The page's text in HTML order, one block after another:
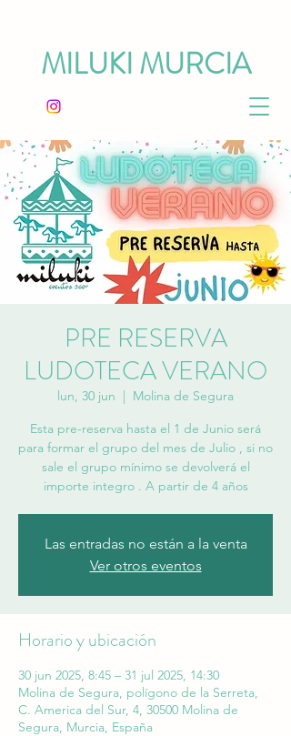
MILUKI MURCIA
PRE RESERVA
LUDOTECA VERANO
lun, 30 jun
  |
Molina de Segura
Esta pre-reserva hasta el 1 de Junio será
para formar el grupo del mes de Julio , si no
sale el grupo mínimo se devolverá el
importe integro . A partir de 4 años
Las entradas no están a la venta
Ver otros eventos
Horario y ubicación
30 jun 2025, 8:45 – 31 jul 2025, 14:30
Molina de Segura, polígono de la Serreta,
C. America del Sur, 4, 30500 Molina de
Segura, Murcia, España